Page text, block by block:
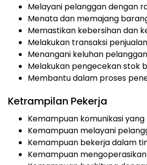
Melayani pelanggan dengan
Menata dan memajang
Memastikan kebersihan dan
Melakukan transaksi
Menangani keluhan
Melakukan pengecekan stok
Membantu dalam proses
Ketrampilan Pekerja
Kemampuan komunikasi yang
Kemampuan melayani
Kemampuan bekerja dalam
Kemampuan